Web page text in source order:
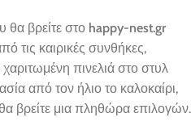
θα βρείτε στο happy-nest.gr
τις καιρικές συνθήκες,
πινελιά στο στυλ
από τον ήλιο το καλοκαίρι,
θα βρείτε μια πληθώρα επιλογών.